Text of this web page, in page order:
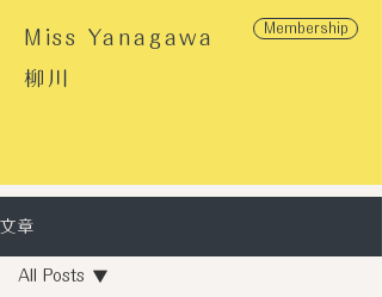
Miss Yanagawa
柳川
Membership
文章
All Posts